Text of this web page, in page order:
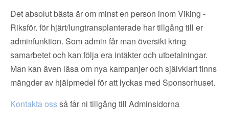
Det absolut bästa är om minst en person inom Viking -
Riksför. för hjärt/lungtransplanterade har tillgång till er
adminfunktion. Som admin får man översikt kring
samarbetet och kan följa era intäkter och utbetalningar.
Man kan även läsa om nya kampanjer och självklart finns
mängder av hjälpmedel för att lyckas med Sponsorhuset.
Kontakta ossså får ni tillgång till Adminsidorna